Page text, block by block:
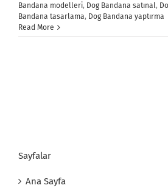
Bandana modelleri, Dog Bandana satınal,
Bandana tasarlama, Dog Bandana yaptırma
Read More
Sayfalar
Ana Sayfa